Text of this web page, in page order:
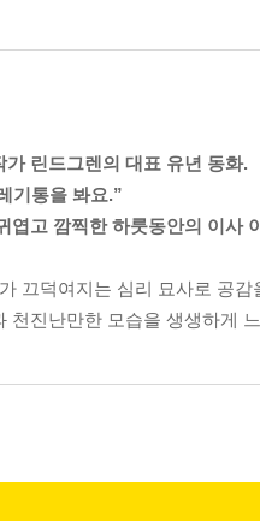
가 린드그렌의 대표 유년 동화.
기통을 봐요.”
엽고 깜찍한 하룻동안의 이사
끄덕여지는 심리 묘사로 공
천진난만한 모습을 생생하게